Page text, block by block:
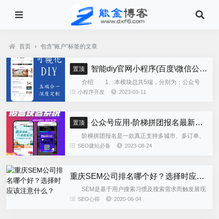
首页 › 包含"账户"标签的文章
置顶 智能diy官网小程序(百度\微信公众号\微信小程序\支付宝\抖音小程序)独立版
介绍 1、本模块总共5端，分别为：公众号
h5、微信小程序、百度小程序、支付宝小程序、......
小程序开发 2023-03-11
置顶 公众号应用-阶梯拼团报名最新版本源码程序
阶梯拼团报名是一款真正支持多城市、多订单、
全供应链商业模式，订单统计、核销、一键导出等强
SEO建站必备 2023-08-24
重庆SEM公司排名哪个好？选择时应该注意什么？
SEM是基于用户搜索习惯及搜索需求而触发展现
的搜索引擎广告，只要搜索引擎存在，SEM就能依附
SEO心得 2020-06-04